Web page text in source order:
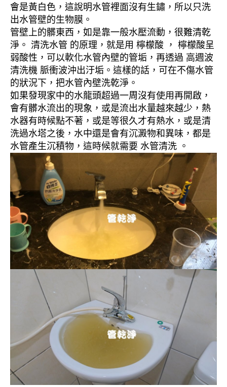
會是黃白色，這說明水管裡面沒有生鏽，所以只洗
出水管壁的生物膜。
管壁上的髒東西，如是靠一般水壓流動，很難清乾
淨。 清洗水管 的原理，就是用 檸檬酸 ， 檸檬酸呈
弱酸性，可以軟化水管內壁的管垢，再透過 高週波
清洗機 脈衝波沖出汙垢。這樣的話，可在不傷水管
的狀況下，把水管內壁洗乾淨。
如果發現家中的水龍頭超過一周沒有使用再開啟，
會有髒水流出的現象，或是流出水量越來越少，熱
水器有時候點不著，或是等很久才有熱水，或是清
洗過水塔之後，水中還是會有沉澱物和異味，都是
水管產生沉積物，這時候就需要 水管清洗 。